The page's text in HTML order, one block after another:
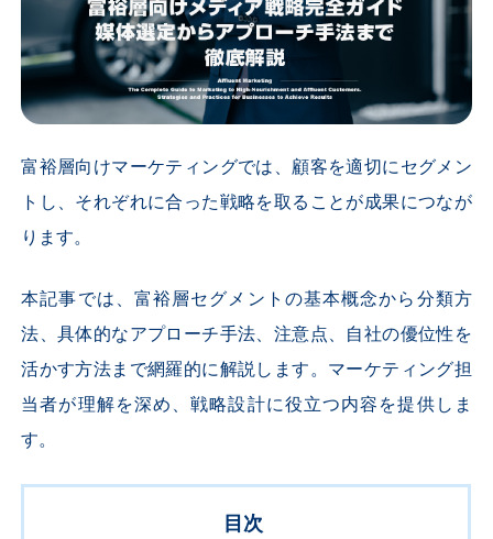
富裕層向けマーケティングでは、顧客を適切にセグメン
トし、それぞれに合った戦略を取ることが成果につなが
ります。
本記事では、富裕層セグメントの基本概念から分類方
法、具体的なアプローチ手法、注意点、自社の優位性を
活かす方法まで網羅的に解説します。マーケティング担
当者が理解を深め、戦略設計に役立つ内容を提供しま
す。
目次